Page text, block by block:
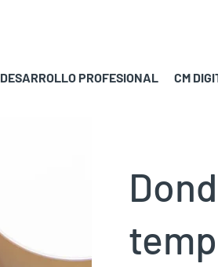
DESARROLLO PROFESIONAL CM